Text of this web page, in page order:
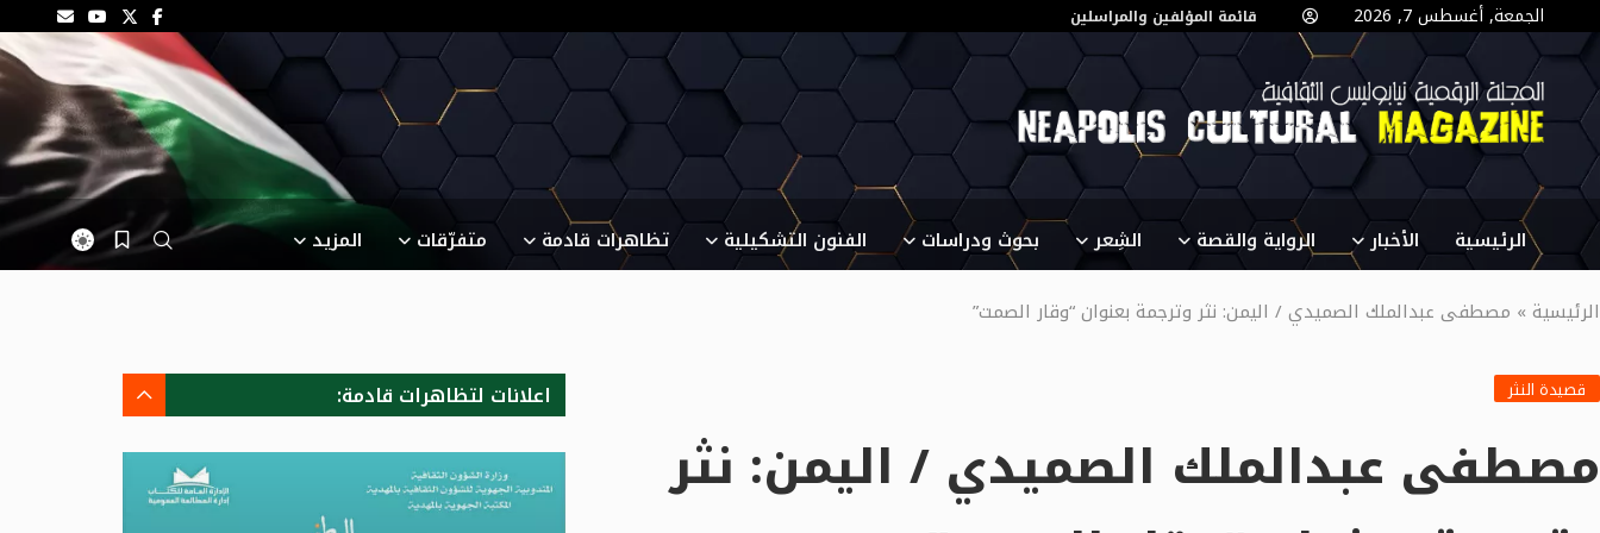
الجمعة, أغسطس 7, 2026 قائمة المؤلفين والمراسلين
الرئيسية الأخبار الرواية والقصة الشِعر بحوث ودراسات الفنون التشكيلية تظاهرات قادمة متفرّقات المزيد
الرئيسية» مصطفى عبدالملك الصميدي / اليمن: نثر وترجمة بعنوان “وقار الصمت”
قصيدة النثر
مصطفى عبدالملك الصميدي / اليمن: نثر
اعلانات لتظاهرات قادمة: